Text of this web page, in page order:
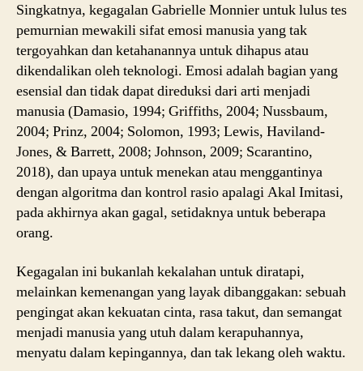
Singkatnya, kegagalan Gabrielle Monnier untuk lulus tes
pemurnian mewakili sifat emosi manusia yang tak
tergoyahkan dan ketahanannya untuk dihapus atau
dikendalikan oleh teknologi. Emosi adalah bagian yang
esensial dan tidak dapat direduksi dari arti menjadi
manusia (Damasio, 1994; Griffiths, 2004; Nussbaum,
2004; Prinz, 2004; Solomon, 1993; Lewis, Haviland-
Jones, & Barrett, 2008; Johnson, 2009; Scarantino,
2018), dan upaya untuk menekan atau menggantinya
dengan algoritma dan kontrol rasio apalagi Akal Imitasi,
pada akhirnya akan gagal, setidaknya untuk beberapa
orang.
Kegagalan ini bukanlah kekalahan untuk diratapi,
melainkan kemenangan yang layak dibanggakan: sebuah
pengingat akan kekuatan cinta, rasa takut, dan semangat
menjadi manusia yang utuh dalam kerapuhannya,
menyatu dalam kepingannya, dan tak lekang oleh waktu.